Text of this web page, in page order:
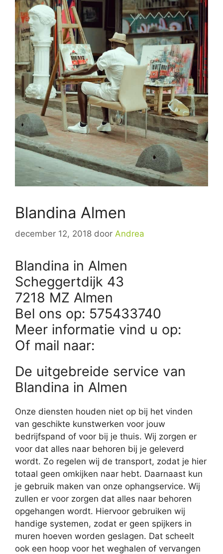
Blandina Almen
december 12, 2018 door Andrea
Blandina in Almen
Scheggertdijk 43
7218 MZ Almen
Bel ons op: 575433740
Meer informatie vind u op:
Of mail naar:
De uitgebreide service van
Blandina in Almen
Onze diensten houden niet op bij het vinden
van geschikte kunstwerken voor jouw
bedrijfspand of voor bij je thuis. Wij zorgen er
voor dat alles naar behoren bij je geleverd
wordt. Zo regelen wij de transport, zodat je hier
totaal geen omkijken naar hebt. Daarnaast kun
je gebruik maken van onze ophangservice. Wij
zullen er voor zorgen dat alles naar behoren
opgehangen wordt. Hiervoor gebruiken wij
handige systemen, zodat er geen spijkers in
muren hoeven worden geslagen. Dat scheelt
ook een hoop voor het weghalen of vervangen